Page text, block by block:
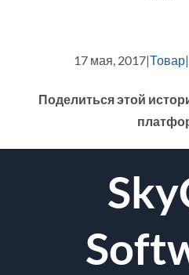
17 мая, 2017|Товар|
Поделиться этой